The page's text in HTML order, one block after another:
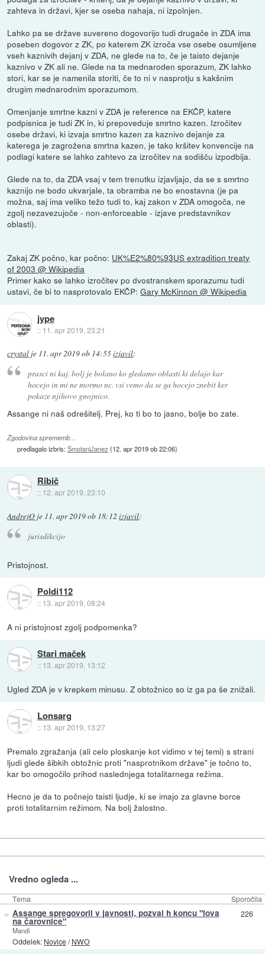
zahteva in državi, kjer se oseba nahaja, ni izpolnjen.
Lahko pa se države suvereno dogovorijo tudi drugače in ZDA ima
poseben dogovor z ZK, po katerem ZK izroča vse osebe osumljene
vseh kaznivih dejanj v ZDA, ne glede na to, če je taisto dejanje
kaznivo v ZK ali ne. Glede na ta mednaroden sporazum, ZK lahko
stori, kar se je namenila storiti, če to ni v nasprotju s kakšnim
drugim mednarodnim sporazumom.
Omenjanje smrtne kazni v ZDA je reference na EKČP, katere
podpisnica je tudi ZK in, ki prepoveduje smrtno kazen. Izročitev
osebe državi, ki izvaja smrtno kazen za kaznivo dejanje za
katerega je zagrožena smrtna kazen, je tako kršitev konvencije na
podlagi katere se lahko zahtevo za izročitev na sodišču izpodbija.
Glede na to, da ZDA vsaj v tem trenutku izjavljajo, da se s smrtno
kaznijo ne bodo ukvarjale, ta obramba ne bo enostavna (je pa
možna, saj ima veliko težo tudi to, kaj zakon v ZDA omogoča, ne
zgolj nezavezujoče - non-enforceable - izjave predstavnikov
oblasti).
Zakaj ZK počno, kar počno: UK%E2%80%93US extradition treaty
of 2003 @ Wikipedia
Primer kako se lahko izročitev po dvostranskem sporazumu tudi
ustavi, če bi to nasprotovalo EKČP:Gary McKinnon @ Wikipedia
jype
:: 11. apr 2019, 23:21
crystal je 11. apr 2019 ob 14:55izjavil:
prasci ni kaj. bolj je bolano ko gledamo oblasti ki delajo kar
hocejo in mi ne mormo nc. vsi vemo da se ga hocejo znebit ker
pokaze njihovo gnojnico.
Assange ni naš odrešitelj. Prej, ko ti bo to jasno, bolje bo zate.
Zgodovina sprememb…
predlagalo izbris:SmotaniJanez (12. apr 2019 ob 22:06)
Ribič
:: 12. apr 2019, 23:10
AndrejO je 11. apr 2019 ob 18:12 izjavil:
jurisdikcijo
Pristojnost.
Poldi112
:: 13. apr 2019, 08:24
A ni pristojnost zgolj podpomenka?
Stari maček
:: 13. apr 2019, 13:12
Ugled ZDA je v krepkem minusu. Z obtožnico so iz ga pa še znižali.
Lonsarg
:: 13. apr 2019, 13:27
Premalo zgražanja (ali celo ploskanje kot vidimo v tej temi) s strani
ljudi glede šibkih obtožnic proti "nasprotnikom države" je točno to,
kar bo omogočilo prihod naslednjega totalitarnega režima.
Hecno je da to počnejo taisti ljudje, ki se imajo za glavne borce
proti totalitarnim režimom. Na bolj žalostno.
Vredno ogleda ...
Tema Sporočila
» Assange spregovoril v javnosti, pozval h koncu "lova
na čarovnice"
Mandi
Oddelek: Novice/NWO
226